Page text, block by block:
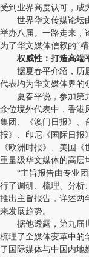
受到业界高度认可，成
世界华文传媒论坛由
举办八届。一路走来，
为了华文媒体信赖的“精
权威性：打造高端
据夏春平介绍，历届
代表均为华文媒体界的
夏春平说，参加第九
余位境外代表中，香港
集团、《澳门日报》、
报》、印尼《国际日报
《欧洲时报》、美国
重量级华文媒体的高层
“主旨报告由专业团
行了调研、梳理、分析
推出主旨报告，详述两
来发展趋势。
据他透露，第九届世
梳理了全媒体变革中的
了国际媒体与中国内地